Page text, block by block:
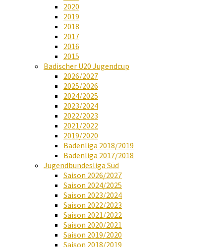
2020
2019
2018
2017
2016
2015
Badischer U20 Jugendcup
2026/2027
2025/2026
2024/2025
2023/2024
2022/2023
2021/2022
2019/2020
Badenliga 2018/2019
Badenliga 2017/2018
Jugendbundesliga Süd
Saison 2026/2027
Saison 2024/2025
Saison 2023/2024
Saison 2022/2023
Saison 2021/2022
Saison 2020/2021
Saison 2019/2020
Saison 2018/2019